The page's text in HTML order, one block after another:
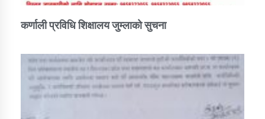
कर्णाली प्रविधि शिक्षालय जुम्लाको सुचना